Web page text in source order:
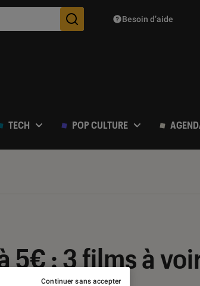
Des suggestions de
Besoin d’aide
TECH POP CULTURE
5€ : 3 films à
Continuer sans accepter